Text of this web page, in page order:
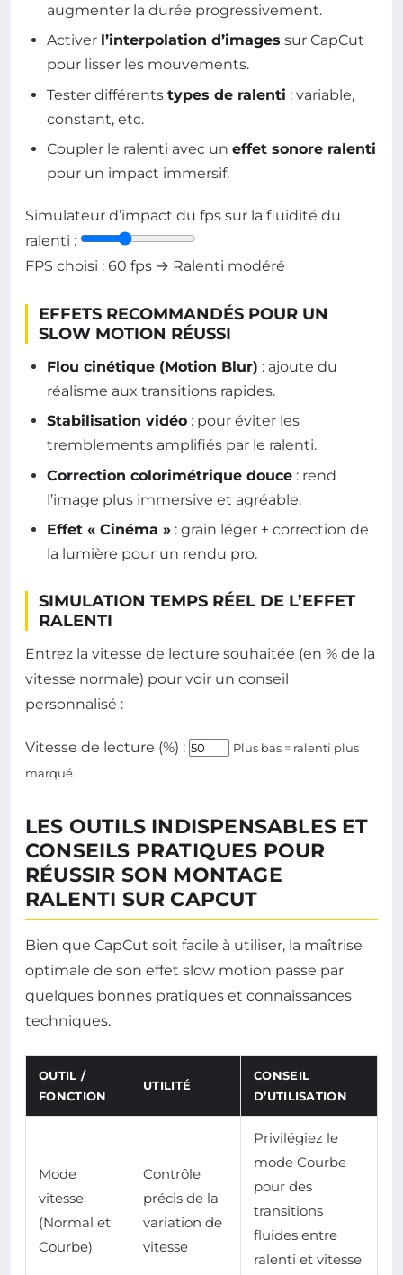
augmenter la durée progressivement.
Activer l’interpolation d’images sur CapCut
pour lisser les mouvements.
Tester différents types de ralenti : variable,
constant, etc.
Coupler le ralenti avec un effet sonore ralenti
pour un impact immersif.
Simulateur d’impact du fps sur la fluidité du
ralenti :
FPS choisi : 60 fps → Ralenti modéré
EFFETS RECOMMANDÉS POUR UN
SLOW MOTION RÉUSSI
Flou cinétique (Motion Blur) : ajoute du
réalisme aux transitions rapides.
Stabilisation vidéo : pour éviter les
tremblements amplifiés par le ralenti.
Correction colorimétrique douce : rend
l’image plus immersive et agréable.
Effet « Cinéma » : grain léger + correction de
la lumière pour un rendu pro.
SIMULATION TEMPS RÉEL DE L’EFFET
RALENTI
Entrez la vitesse de lecture souhaitée (en % de la
vitesse normale) pour voir un conseil
personnalisé :
Vitesse de lecture (%) :
Plus bas = ralenti plus
marqué.
LES OUTILS INDISPENSABLES ET
CONSEILS PRATIQUES POUR
RÉUSSIR SON MONTAGE
RALENTI SUR CAPCUT
Bien que CapCut soit facile à utiliser, la maîtrise
optimale de son effet slow motion passe par
quelques bonnes pratiques et connaissances
techniques.
OUTIL /
FONCTION
UTILITÉ
CONSEIL
D’UTILISATION
Mode
vitesse
(Normal et
Courbe)
Contrôle
précis de la
variation de
vitesse
Privilégiez le
mode Courbe
pour des
transitions
fluides entre
ralenti et vitesse